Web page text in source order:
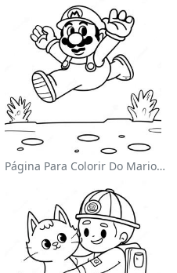
Página Para Colorir Do Mario Pulando Sobre Goombas